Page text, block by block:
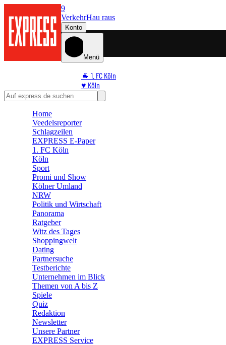
9
VerkehrHau raus
Konto
Menü
🐐 1. FC Köln
♥️ Köln
⭐ Promi
🛒 Shoppingwelt
Home
Veedelsreporter
Schlagzeilen
EXPRESS E-Paper
1. FC Köln
Köln
Sport
Promi und Show
Kölner Umland
NRW
Politik und Wirtschaft
Panorama
Ratgeber
Witz des Tages
Shoppingwelt
Dating
Partnersuche
Testberichte
Unternehmen im Blick
Themen von A bis Z
Spiele
Quiz
Redaktion
Newsletter
Unsere Partner
EXPRESS Service